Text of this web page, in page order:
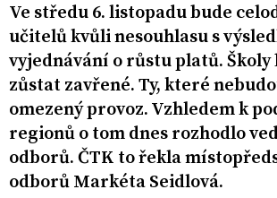
Ve středu 6. listopadu bude
učitelů kvůli nesouhlasu s
vyjednávání o růstu platů. Školy
zůstat zavřené. Ty, které
omezený provoz. Vzhledem k
regionů o tom dnes rozhodlo
odborů. ČTK to řekla
odborů Markéta Seidlová.